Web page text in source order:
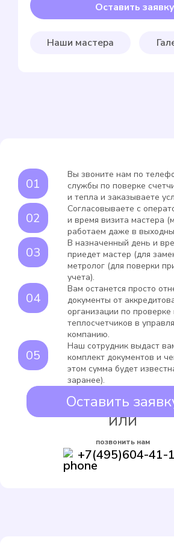
Оставить заявку
Наши мастера
Вы звоните нам по
службы по поверке
и тепла и заказываете
Согласовываете с
и время визита мастера
работаем даже в
В назначенный день и
приедет мастер (для
метролог (для поверки
учета).
Вам останется просто
документы от
организации по
теплосчетчиков в
компанию.
Наш сотрудник выдаст
комплект документов и
этом сумма будет
заранее).
Оставить
ИЛИ
позвонить нам
+7(495)604-41-